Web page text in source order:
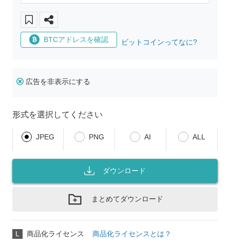
BTCアドレスを確認 ビットコインってなに?
広告を非表示にする
形式を選択してください
JPEG PNG AI ALL
ダウンロード
まとめてダウンロード
L 商品化ライセンス 商品化ライセンスとは？